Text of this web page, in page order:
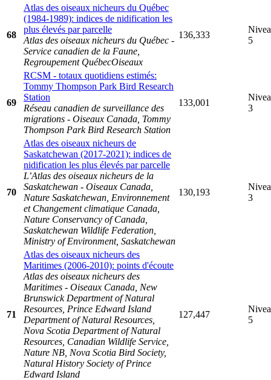
68
Atlas des oiseaux nicheurs du Québec
(1984-1989): indices de nidification les
plus élevés par parcelle
Atlas des oiseaux nicheurs du Québec -
Service canadien de la Faune,
Regroupement QuébecOiseaux
136,333
5
69
RCSM - totaux quotidiens estimés:
Tommy Thompson Park Bird Research
Station
Réseau canadien de surveillance des
migrations - Oiseaux Canada, Tommy
Thompson Park Bird Research Station
133,001
3
70
Atlas des oiseaux nicheurs de
Saskatchewan (2017-2021): indices de
nidification les plus élevés par parcelle
L’Atlas des oiseaux nicheurs de la
Saskatchewan - Oiseaux Canada,
Nature Saskatchewan, Environnement
et Changement climatique Canada,
Nature Conservancy of Canada,
Saskatchewan Wildlife Federation,
Ministry of Environment, Saskatchewan
130,193
3
71
Atlas des oiseaux nicheurs des
Maritimes (2006-2010): points d'écoute
Atlas des oiseaux nicheurs des
Maritimes - Oiseaux Canada, New
Brunswick Department of Natural
Resources, Prince Edward Island
Department of Natural Resources,
Nova Scotia Department of Natural
Resources, Canadian Wildlife Service,
Nature NB, Nova Scotia Bird Society,
Natural History Society of Prince
Edward Island
127,447
5